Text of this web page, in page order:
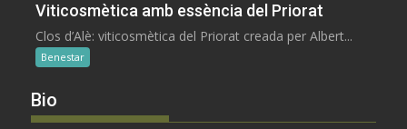
Viticosmètica amb essència del Priorat
Clos d’Alè: viticosmètica del Priorat creada per Albert...
Benestar
Bio